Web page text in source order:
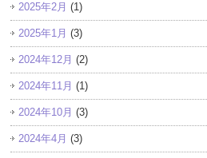
2025年2月 (1)
2025年1月 (3)
2024年12月 (2)
2024年11月 (1)
2024年10月 (3)
2024年4月 (3)